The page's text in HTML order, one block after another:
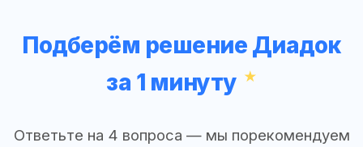
Подберём решение Диадок
за 1 минуту
Ответьте на 4 вопроса — мы порекомендуем